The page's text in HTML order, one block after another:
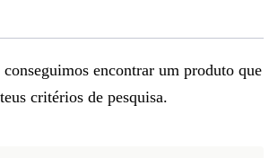
encontrar um produto que
critérios de pesquisa.